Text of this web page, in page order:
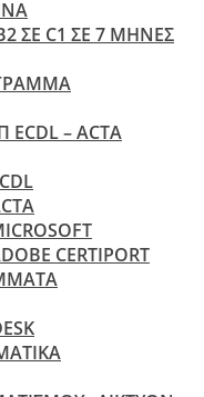
ΣΕ C1 ΣΕ 7 ΜΉΝΕΣ
– ACTA
CERTIPORT